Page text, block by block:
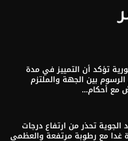
تؤكد أن التمييز في مدة
بين الجهة والملتزم
مع أحكام...
الجوية تحذر من ارتفاع درجات
غدا مع رطوبة مرتفعة والعظمى